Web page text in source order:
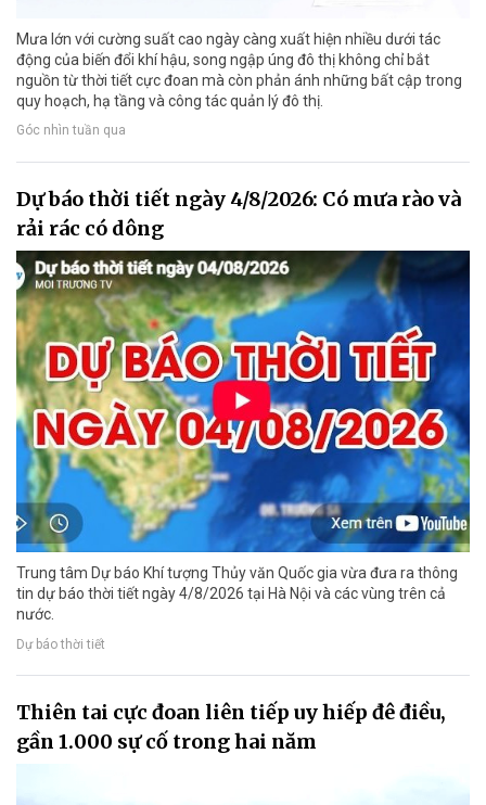
Mưa lớn với cường suất cao ngày càng xuất hiện nhiều dưới tác
động của biến đổi khí hậu, song ngập úng đô thị không chỉ bắt
nguồn từ thời tiết cực đoan mà còn phản ánh những bất cập trong
quy hoạch, hạ tầng và công tác quản lý đô thị.
Góc nhìn tuần qua
Dự báo thời tiết ngày 4/8/2026: Có mưa rào và
rải rác có dông
Trung tâm Dự báo Khí tượng Thủy văn Quốc gia vừa đưa ra thông
tin dự báo thời tiết ngày 4/8/2026 tại Hà Nội và các vùng trên cả
nước.
Dự báo thời tiết
Thiên tai cực đoan liên tiếp uy hiếp đê điều,
gần 1.000 sự cố trong hai năm